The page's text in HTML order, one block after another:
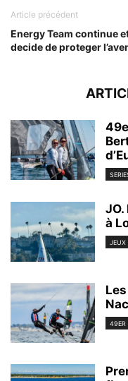
Article précédent
Energy Team continue
decide de proteger
à
JEUX
49ER